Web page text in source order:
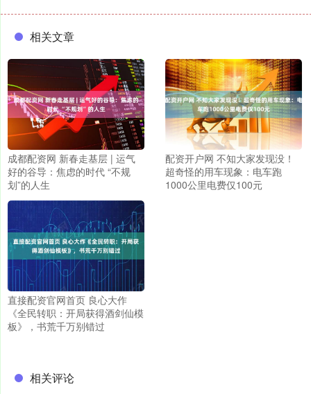
相关文章
成都配资网 新春走基层 | 运气
好的谷导：焦虑的时代 “不规
划”的人生
配资开户网 不知大家发现没！
超奇怪的用车现象：电车跑
1000公里电费仅100元
直接配资官网首页 良心大作
《全民转职：开局获得酒剑仙模
板》，书荒千万别错过
相关评论